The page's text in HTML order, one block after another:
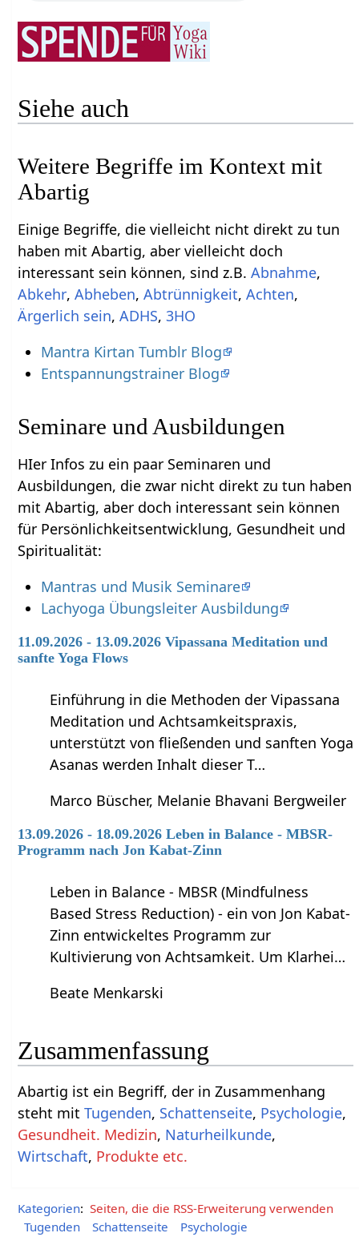
Siehe auch
Weitere Begriffe im Kontext mit
Einige Begriffe, die vielleicht nicht direkt zu tun
haben mit Abartig‏‎, aber vielleicht doch
interessant sein können, sind z.B.
,
, , ,
,
, ,3HO
Mantra Kirtan Tumblr Blog
Entspannungstrainer Blog
Seminare und Ausbildungen
HIer Infos zu ein paar Seminaren und
Ausbildungen, die zwar nicht direkt zu tun haben
mit Abartig‏‎, aber doch interessant sein können
für Persönlichkeitsentwicklung, Gesundheit und
Spiritualität:
Mantras und Musik Seminare
Lachyoga Übungsleiter Ausbildung
11.09.2026 - 13.09.2026 Vipassana Meditation und
sanfte Yoga Flows
Einführung in die Methoden der Vipassana
Meditation und Achtsamkeitspraxis,
unterstützt von fließenden und sanften Yoga
Asanas werden Inhalt dieser T…
Marco Büscher, Melanie Bhavani Bergweiler
13.09.2026 - 18.09.2026 Leben in Balance - MBSR-
Programm nach Jon Kabat-Zinn
Leben in Balance - MBSR (Mindfulness
Based Stress Reduction) - ein von Jon Kabat-
Zinn entwickeltes Programm zur
Kultivierung von Achtsamkeit. Um Klarhei…
Beate Menkarski
Zusammenfassung
Abartig‏‎ ist ein Begriff, der in Zusammenhang
steht mitTugenden, Schattenseite, Psychologie,
Gesundheit. Medizin, Naturheilkunde,
Wirtschaft, Produkte etc.
Kategorien: Seiten, die die RSS-Erweiterung verwenden
Tugenden
Schattenseite
Psychologie